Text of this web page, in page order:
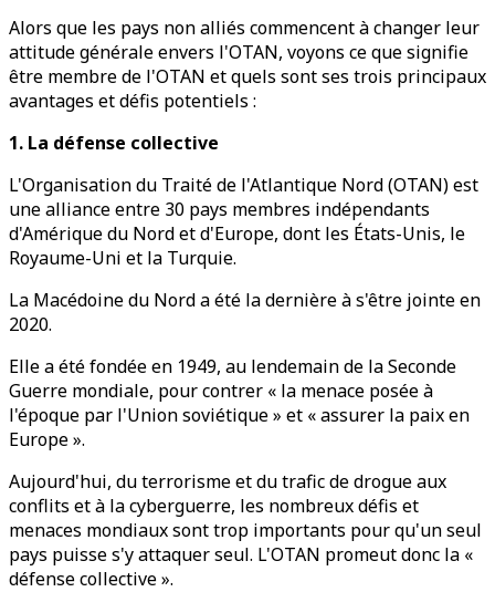
Alors que les pays non alliés commencent à changer leur
attitude générale envers l'OTAN, voyons ce que signifie
être membre de l'OTAN et quels sont ses trois principaux
avantages et défis potentiels :
1. La défense collective
L'Organisation du Traité de l'Atlantique Nord (OTAN) est
une alliance entre 30 pays membres indépendants
d'Amérique du Nord et d'Europe, dont les États-Unis, le
Royaume-Uni et la Turquie.
La Macédoine du Nord a été la dernière à s'être jointe en
2020.
Elle a été fondée en 1949, au lendemain de la Seconde
Guerre mondiale, pour contrer « la menace posée à
l'époque par l'Union soviétique » et « assurer la paix en
Europe ».
Aujourd'hui, du terrorisme et du trafic de drogue aux
conflits et à la cyberguerre, les nombreux défis et
menaces mondiaux sont trop importants pour qu'un seul
pays puisse s'y attaquer seul. L'OTAN promeut donc la «
défense collective ».